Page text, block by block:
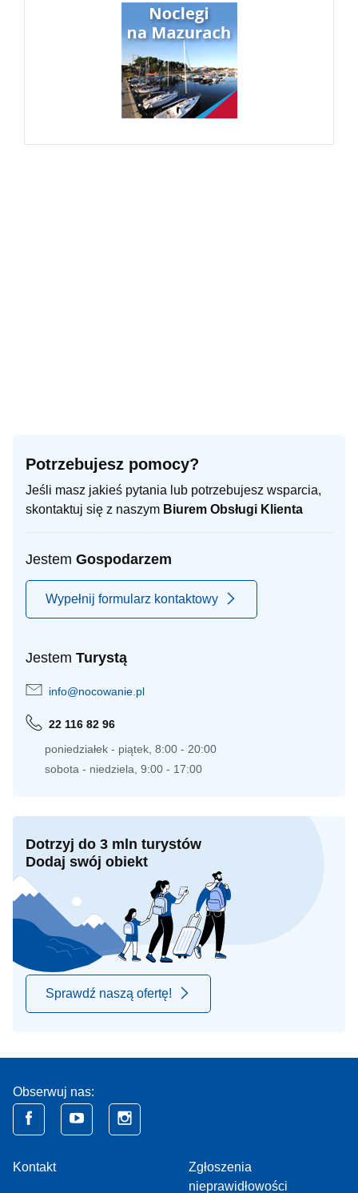
Potrzebujesz pomocy?
Jeśli masz jakieś pytania lub potrzebujesz wsparcia,
skontaktuj się z naszym Biurem Obsługi Klienta
Jestem Gospodarzem
Wypełnij formularz kontaktowy
Jestem Turystą
info@nocowanie.pl
22 116 82 96
poniedziałek - piątek, 8:00 - 20:00
sobota - niedziela, 9:00 - 17:00
Dotrzyj do 3 mln turystów
Dodaj swój obiekt
Sprawdź naszą ofertę!
Obserwuj nas:
Kontakt
Zgłoszenia
nieprawidłowości